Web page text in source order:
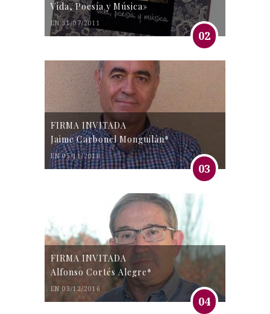
Vida, Poesía y Música»
EN 31/07/2011
02
FIRMA INVITADA
Jaime Carbonel Monguilán*
EN 05/11/2016
03
FIRMA INVITADA
Alfonso Cortés Alegre*
EN 03/12/2016
04